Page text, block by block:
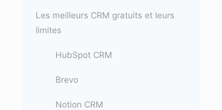
Les meilleurs CRM gratuits et leurs
limites
HubSpot CRM
Brevo
Notion CRM